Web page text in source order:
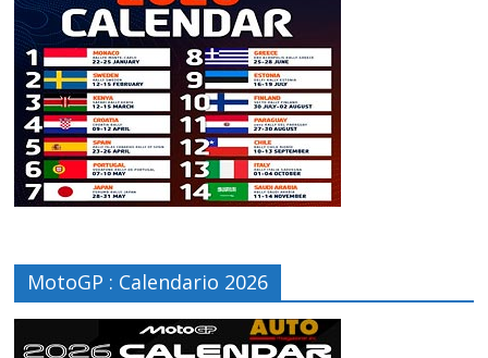
MotoGP : Calendario 2026